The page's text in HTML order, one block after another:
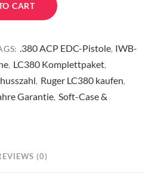
CART
.380 ACP EDC-Pistole, IWB-
, LC380 Komplettpaket,
, Ruger LC380 kaufen,
Garantie, Soft-Case &
(0)